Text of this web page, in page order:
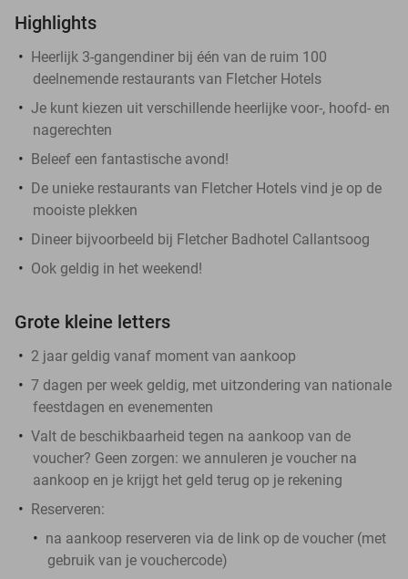
Highlights
Heerlijk 3-gangendiner bij één van de ruim 100
deelnemende restaurants van Fletcher Hotels
Je kunt kiezen uit verschillende heerlijke voor-, hoofd- en
nagerechten
Beleef een fantastische avond!
De unieke restaurants van Fletcher Hotels vind je op de
mooiste plekken
Dineer bijvoorbeeld bij Fletcher Badhotel Callantsoog
Ook geldig in het weekend!
Grote kleine letters
2 jaar geldig vanaf moment van aankoop
7 dagen per week geldig, met uitzondering van nationale
feestdagen en evenementen
Valt de beschikbaarheid tegen na aankoop van de
voucher? Geen zorgen: we annuleren je voucher na
aankoop en je krijgt het geld terug op je rekening
Reserveren:
na aankoop reserveren via de link op de voucher (met
gebruik van je vouchercode)